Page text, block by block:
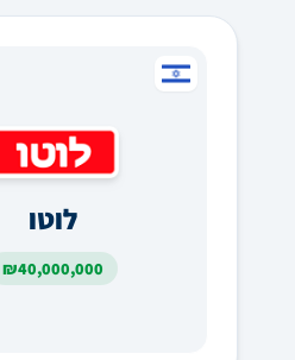
לוטו
₪40,000,000